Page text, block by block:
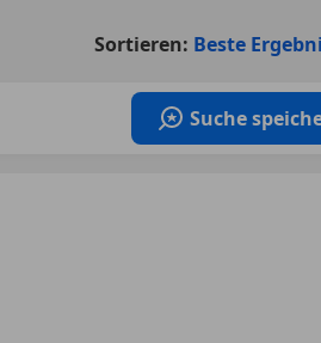
Sortieren: Beste
Suche